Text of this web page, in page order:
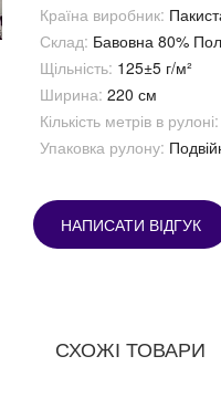
Країна виробник:
Склад: Бавовна 80%
Щільність: 125±5 г/м²
Ширина: 220 см
Кількість метрів в рулоні:
Упаковка рулону:
НАПИСАТИ ВІДГУК
СХОЖІ ТОВАРИ